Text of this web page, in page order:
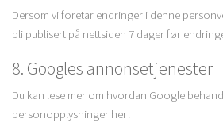
Dersom vi foretar endringer i denne
bli publisert på nettsiden 7 dager før
8. Googles annonsetjenester
Du kan lese mer om hvordan Google
personopplysninger her: